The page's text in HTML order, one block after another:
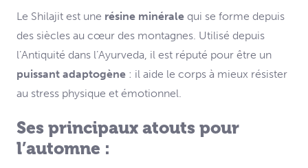
Le Shilajit est une résine minérale qui se forme depuis
des siècles au cœur des montagnes. Utilisé depuis
l’Antiquité dans l’Ayurveda, il est réputé pour être un
puissant adaptogène : il aide le corps à mieux résister
au stress physique et émotionnel.
Ses principaux atouts pour
l’automne :